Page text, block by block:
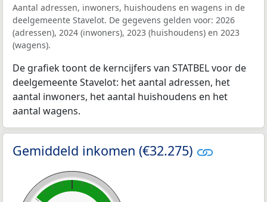
Aantal adressen, inwoners, huishoudens en wagens in de
deelgemeente Stavelot. De gegevens gelden voor: 2026
(adressen), 2024 (inwoners), 2023 (huishoudens) en 2023
(wagens).
De grafiek toont de kerncijfers van STATBEL voor de
deelgemeente Stavelot: het aantal adressen, het
aantal inwoners, het aantal huishoudens en het
aantal wagens.
Gemiddeld inkomen (€32.275)